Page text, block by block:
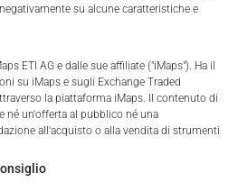
su alcune caratteristiche e
ETI AG e dalle sue affiliate ("iMaps"). Ha il
su iMaps e sugli Exchange Traded
la piattaforma iMaps. Il contenuto di
né un'offerta al pubblico né una
all'acquisto o alla vendita di strumenti
Hakala
sviluppo commerciale